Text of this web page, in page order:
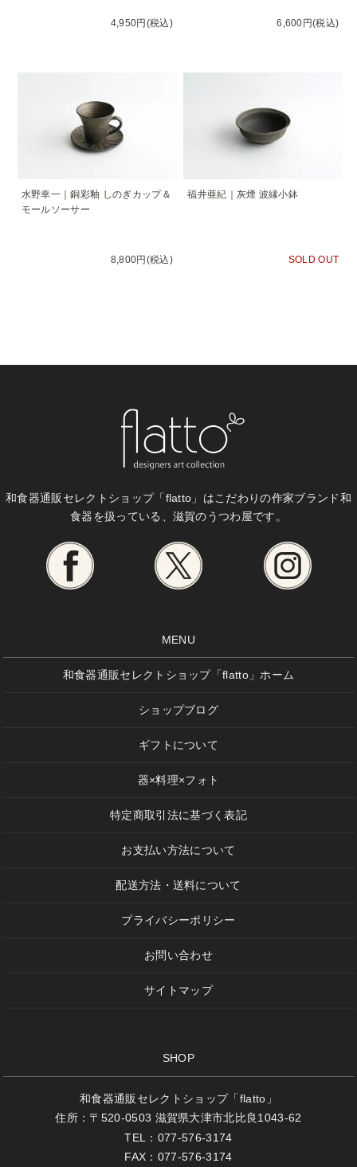
4,950円(税込) 6,600円(税込)
水野幸一｜銅彩釉 しのぎカップ＆
モールソーサー
8,800円(税込)
福井亜紀｜灰煙 波縁小鉢
SOLD OUT
和食器通販セレクトショップ「flatto」はこだわりの作家ブランド和
食器を扱っている、滋賀のうつわ屋です。
MENU
和食器通販セレクトショップ「flatto」ホーム
ショップブログ
ギフトについて
器×料理×フォト
特定商取引法に基づく表記
お支払い方法について
配送方法・送料について
プライバシーポリシー
お問い合わせ
サイトマップ
SHOP
和食器通販セレクトショップ「flatto」
住所：〒520-0503 滋賀県大津市北比良1043-62
TEL：077-576-3174
FAX：077-576-3174